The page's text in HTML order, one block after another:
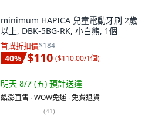
minimum HAPICA 兒童電動牙刷 2歲
以上, DBK-5BG-RK, 小白熊, 1個
首購折扣價$184
40% $110 ($110.00/1個)
明天 8/7 (五) 預計送達
酷澎直售 ∙ WOW免運 ∙ 免費退貨
(41)